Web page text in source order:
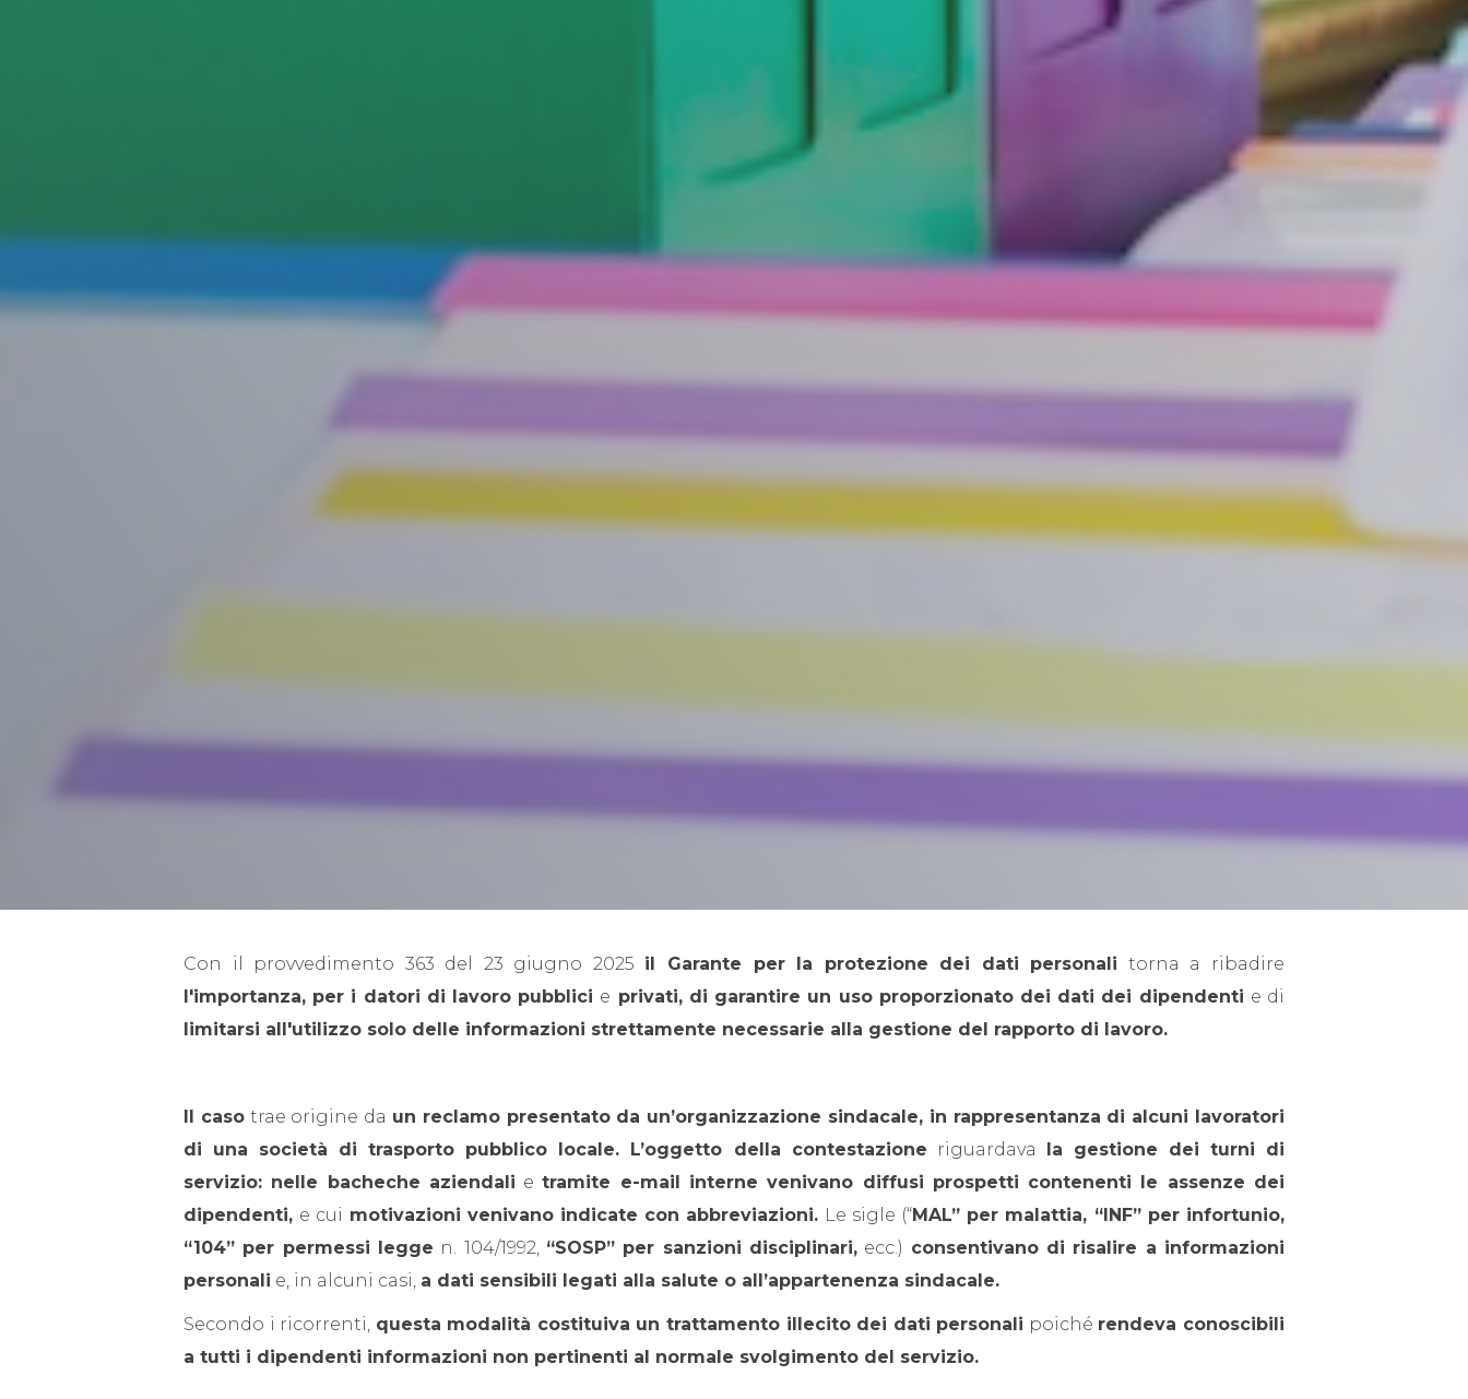
Con il provvedimento 363 del 23 giugno 2025 il Garante per la protezione dei dati personali torna a ribadire
l'importanza, per i datori di lavoro pubblici e privati, di garantire un uso proporzionato dei dati dei dipendenti e di
limitarsi all'utilizzo solo delle informazioni strettamente necessarie alla gestione del rapporto di lavoro.
Il casotrae origine da un reclamo presentato da un’organizzazione sindacale, in rappresentanza di alcuni lavoratori
di una società di trasporto pubblico locale. L’oggetto della contestazione riguardava la gestione dei turni di
servizio: nelle bacheche aziendali etramite e-mail interne venivano diffusi prospetti contenenti le assenze dei
dipendenti, e cui motivazioni venivano indicate con abbreviazioni. Le sigle (“MAL” per malattia, “INF” per infortunio,
“104” per permessi legge n. 104/1992, “SOSP” per sanzioni disciplinari, ecc.) consentivano di risalire a informazioni
personali e, in alcuni casi, a dati sensibili legati alla salute o all’appartenenza sindacale.
Secondo i ricorrenti, questa modalità costituiva un trattamento illecito dei dati personali poiché rendeva conoscibili
a tutti i dipendenti informazioni non pertinenti al normale svolgimento del servizio.